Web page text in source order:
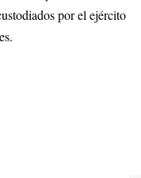
por el ejército